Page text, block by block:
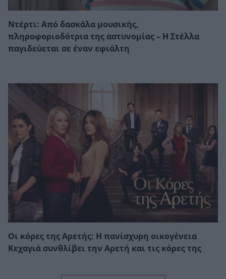
Ντέρτι: Από δασκάλα μουσικής,
πληροφοριοδότρια της αστυνομίας – Η Στέλλα
παγιδεύεται σε έναν εφιάλτη
Οι κόρες της Αρετής: Η πανίσχυρη οικογένεια
Κεχαγιά συνθλίβει την Αρετή και τις κόρες της